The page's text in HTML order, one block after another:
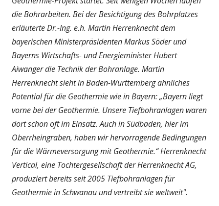
die Bohrarbeiten. Bei der Besichtigung des Bohrplatzes
erläuterte Dr.-Ing. e.h. Martin Herrenknecht dem
bayerischen Ministerpräsidenten Markus Söder und
Bayerns Wirtschafts- und Energieminister Hubert
Aiwanger die Technik der Bohranlage. Martin
Herrenknecht sieht in Baden-Württemberg ähnliches
Potential für die Geothermie wie in Bayern: „Bayern liegt
vorne bei der Geothermie. Unsere Tiefbohranlagen waren
dort schon oft im Einsatz. Auch in Südbaden, hier im
Oberrheingraben, haben wir hervorragende Bedingungen
für die Wärmeversorgung mit Geothermie.“ Herrenknecht
Vertical, eine Tochtergesellschaft der Herrenknecht AG,
produziert bereits seit 2005 Tiefbohranlagen für
Geothermie in Schwanau und vertreibt sie weltweit".